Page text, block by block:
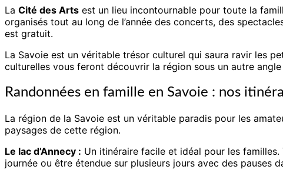
La Cité des Arts est un lieu incontournable pour toute la
organisés tout au long de l’année des concerts, des
est gratuit.
La Savoie est un véritable trésor culturel qui saura ravir les
culturelles vous feront découvrir la région sous un autre
Randonnées en famille en Savoie : nos
La région de la Savoie est un véritable paradis pour les
paysages de cette région.
Le lac d’Annecy : Un itinéraire facile et idéal pour les
journée ou être étendue sur plusieurs jours avec des pauses